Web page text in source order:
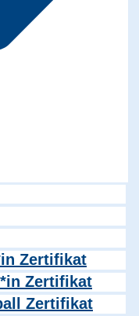
Zertifikat
Zertifikat
Zertifikat